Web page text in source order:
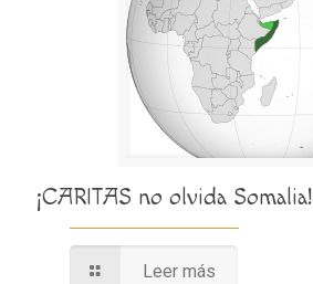
¡CARITAS no olvida Somalia!
Leer más